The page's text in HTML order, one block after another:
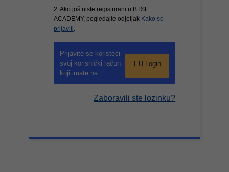
2. Ako još niste registrirani u BTSF
ACADEMY, pogledajte odjeljak Kako se
prijaviti.
Prijavite se koristeći
svoj korisnički račun
koji imate na:
EU Login
Zaboravili ste lozinku?